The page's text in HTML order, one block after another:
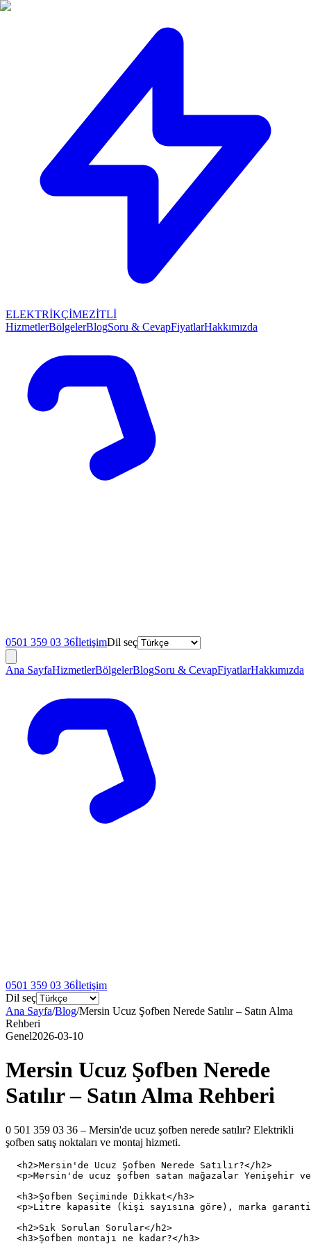
🔴
ELEKTRİKÇİMEZİTLİ
HizmetlerBölgelerBlogSoru & CevapFiyatlarHakkımızda
0501 359 03 36İletişimDil seç
Ana SayfaHizmetlerBölgelerBlogSoru & CevapFiyatlarHakkımızda
0501 359 03 36İletişim
Dil seç
Ana Sayfa/Blog/Mersin Ucuz Şofben Nerede Satılır – Satın Alma
Rehberi
Genel2026-03-10
Mersin Ucuz Şofben Nerede
Satılır – Satın Alma Rehberi
0 501 359 03 36 – Mersin'de ucuz şofben nerede satılır? Elektrikli
şofben satış noktaları ve montaj hizmeti.
  <h2>Mersin'de Ucuz Şofben Nerede Satılır?</h2>
<p>Mersin'de ucuz şofben satan mağazalar Yenişehir
  <h3>Şofben Seçiminde Dikkat</h3>
<p>Litre kapasite (kişi sayısına göre), marka
  <h2>Sık Sorulan Sorular</h2>
  <h3>Şofben montajı ne kadar?</h3>